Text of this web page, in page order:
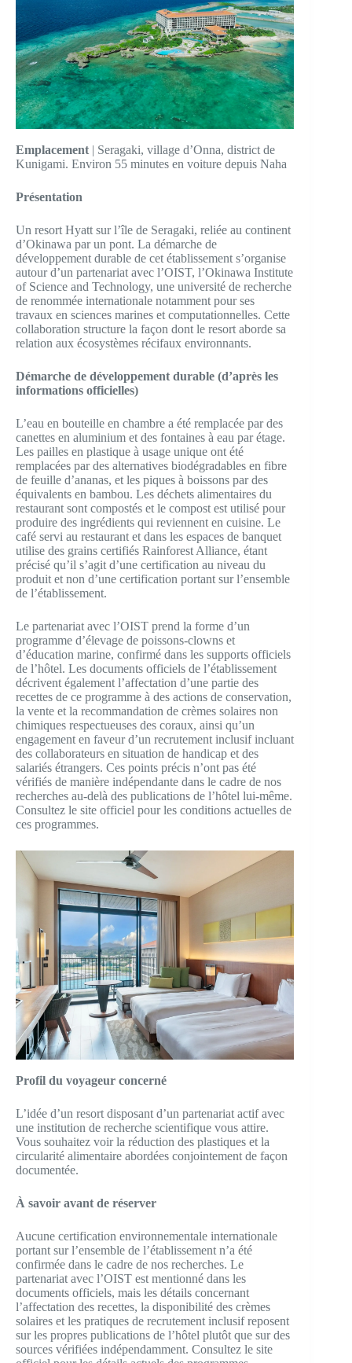
Emplacement | Seragaki, village d’Onna, district de
Kunigami. Environ 55 minutes en voiture depuis Naha
Présentation
Un resort Hyatt sur l’île de Seragaki, reliée au continent
d’Okinawa par un pont. La démarche de
développement durable de cet établissement s’organise
autour d’un partenariat avec l’OIST, l’Okinawa Institute
of Science and Technology, une université de recherche
de renommée internationale notamment pour ses
travaux en sciences marines et computationnelles. Cette
collaboration structure la façon dont le resort aborde sa
relation aux écosystèmes récifaux environnants.
Démarche de développement durable (d’après les
informations officielles)
L’eau en bouteille en chambre a été remplacée par des
canettes en aluminium et des fontaines à eau par étage.
Les pailles en plastique à usage unique ont été
remplacées par des alternatives biodégradables en fibre
de feuille d’ananas, et les piques à boissons par des
équivalents en bambou. Les déchets alimentaires du
restaurant sont compostés et le compost est utilisé pour
produire des ingrédients qui reviennent en cuisine. Le
café servi au restaurant et dans les espaces de banquet
utilise des grains certifiés Rainforest Alliance, étant
précisé qu’il s’agit d’une certification au niveau du
produit et non d’une certification portant sur l’ensemble
de l’établissement.
Le partenariat avec l’OIST prend la forme d’un
programme d’élevage de poissons-clowns et
d’éducation marine, confirmé dans les supports officiels
de l’hôtel. Les documents officiels de l’établissement
décrivent également l’affectation d’une partie des
recettes de ce programme à des actions de conservation,
la vente et la recommandation de crèmes solaires non
chimiques respectueuses des coraux, ainsi qu’un
engagement en faveur d’un recrutement inclusif incluant
des collaborateurs en situation de handicap et des
salariés étrangers. Ces points précis n’ont pas été
vérifiés de manière indépendante dans le cadre de nos
recherches au-delà des publications de l’hôtel lui-même.
Consultez le site officiel pour les conditions actuelles de
ces programmes.
Profil du voyageur concerné
L’idée d’un resort disposant d’un partenariat actif avec
une institution de recherche scientifique vous attire.
Vous souhaitez voir la réduction des plastiques et la
circularité alimentaire abordées conjointement de façon
documentée.
À savoir avant de réserver
Aucune certification environnementale internationale
portant sur l’ensemble de l’établissement n’a été
confirmée dans le cadre de nos recherches. Le
partenariat avec l’OIST est mentionné dans les
documents officiels, mais les détails concernant
l’affectation des recettes, la disponibilité des crèmes
solaires et les pratiques de recrutement inclusif reposent
sur les propres publications de l’hôtel plutôt que sur des
sources vérifiées indépendamment. Consultez le site